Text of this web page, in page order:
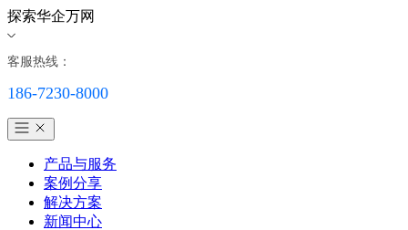
探索华企万网
客服热线：
186-7230-8000
产品与服务
案例分享
解决方案
新闻中心